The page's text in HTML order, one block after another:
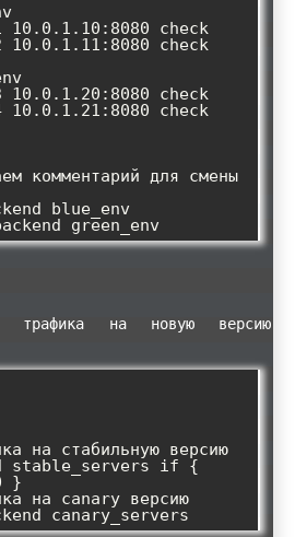
трафика на новую версию
}